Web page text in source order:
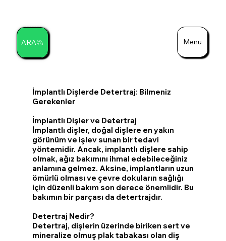
Menu
ARA
İmplantlı Dişlerde Detertraj: Bilmeniz
Gerekenler
İmplantlı Dişler ve Detertraj
İmplantlı dişler, doğal dişlere en yakın
görünüm ve işlev sunan bir tedavi
yöntemidir. Ancak, implantlı dişlere sahip
olmak, ağız bakımını ihmal edebileceğiniz
anlamına gelmez. Aksine, implantların uzun
ömürlü olması ve çevre dokuların sağlığı
için düzenli bakım son derece önemlidir. Bu
bakımın bir parçası da detertrajdır.
Detertraj Nedir?
Detertraj, dişlerin üzerinde biriken sert ve
mineralize olmuş plak tabakası olan diş